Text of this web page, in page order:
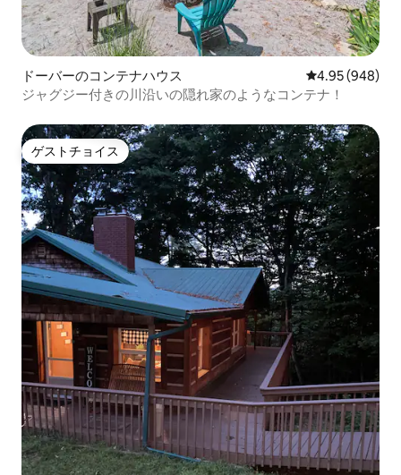
ドーバーのコンテナハウス レビュー948
4.95 (948)
ジャグジー付きの川沿いの隠れ家のようなコンテナ！
ゲストチョイス
ゲストチョイス